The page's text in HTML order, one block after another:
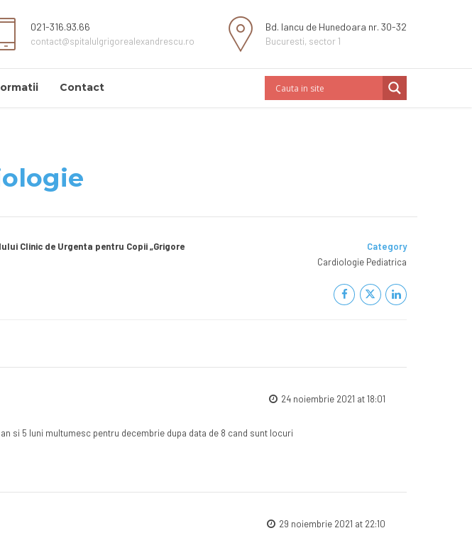
021-316.93.66
contact@spitalulgrigorealexandrescu.ro
Bd. Iancu de Hunedoara nr. 30-32
Bucuresti, sector 1
Contact
Clinic de Urgenta pentru Copii „Grigore
Category
Cardiologie Pediatrica
24 noiembrie 2021 at 18:01
si 5 luni multumesc pentru decembrie dupa data de 8 cand sunt locuri
29 noiembrie 2021 at 22:10